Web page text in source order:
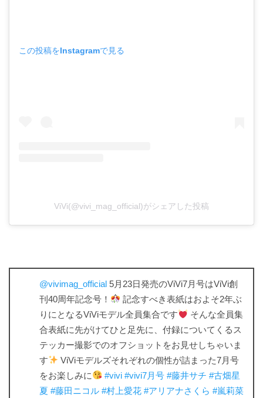
この投稿をInstagramで見る
ViVi(@vivi_mag_official)がシェアした投稿
@vivimag_official 5月23日発売のViVi7月号はViVi創
刊40周年記念号！
記念すべき表紙はおよそ2年ぶ
りにとなるViViモデル全員集合です
そんな全員集
合表紙に先がけてひと足先に、付録についてくるス
テッカー撮影でのオフショットをお見せしちゃいま
す
ViViモデルズそれぞれの個性が詰まった7月号
をお楽しみに
#vivi #vivi7月号 #藤井サチ #古畑星
夏 #藤田ニコル #村上愛花 #アリアナさくら #嵐莉菜